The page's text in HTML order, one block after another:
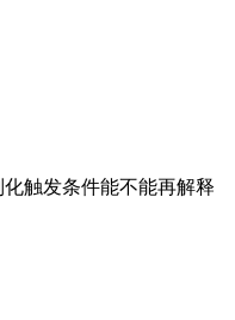
化触发条件能不能再解释